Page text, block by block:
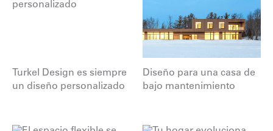
Turkel Design es siempre
un diseño personalizado
Diseño para una casa de
bajo mantenimiento